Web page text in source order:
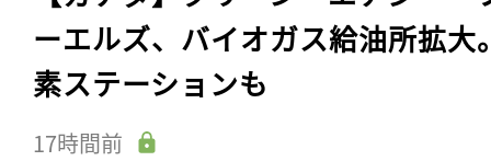
ーエルズ、バイオガス給油所拡大
素ステーションも
17時間前